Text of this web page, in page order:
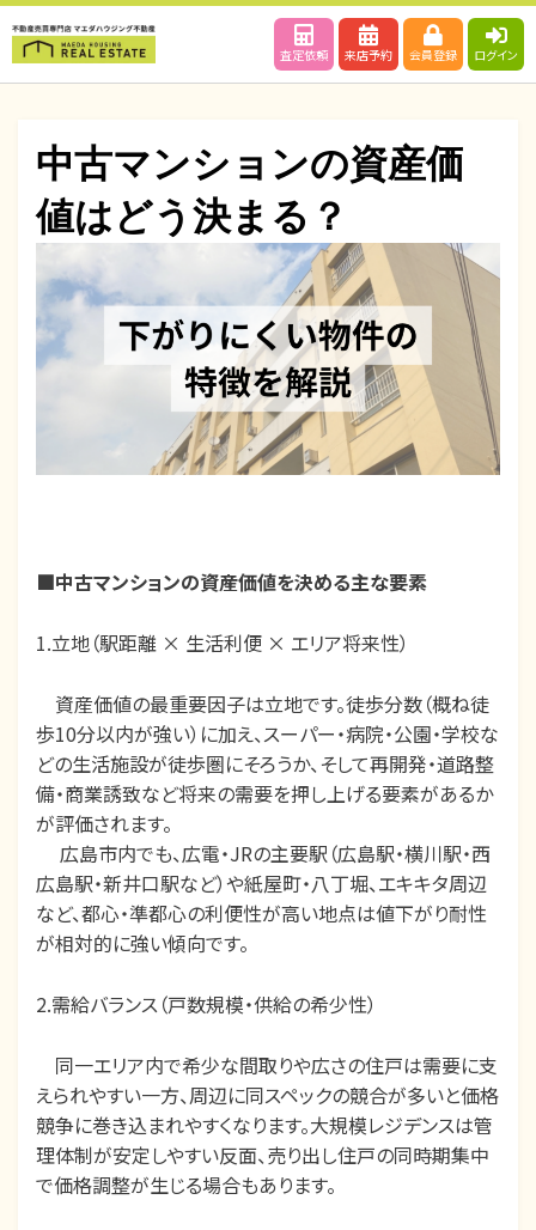
査定依頼 来店予約 会員登録 ログイン
中古マンションの資産価
値はどう決まる？
投稿者maedahousing
投
稿
日:
2025年10月31日
■中古マンションの資産価値を決める主な要素
1.立地（駅距離 × 生活利便 × エリア将来性）
資産価値の最重要因子は立地です。徒歩分数（概ね徒
歩10分以内が強い）に加え、スーパー・病院・公園・学校な
どの生活施設が徒歩圏にそろうか、そして再開発・道路整
備・商業誘致など将来の需要を押し上げる要素があるか
が評価されます。
広島市内でも、広電・JRの主要駅（広島駅・横川駅・西
広島駅・新井口駅など）や紙屋町・八丁堀、エキキタ周辺
など、都心・準都心の利便性が高い地点は値下がり耐性
が相対的に強い傾向です。
2.需給バランス（戸数規模・供給の希少性）
同一エリア内で希少な間取りや広さの住戸は需要に支
えられやすい一方、周辺に同スペックの競合が多いと価格
競争に巻き込まれやすくなります。大規模レジデンスは管
理体制が安定しやすい反面、売り出し住戸の同時期集中
で価格調整が生じる場合もあります。